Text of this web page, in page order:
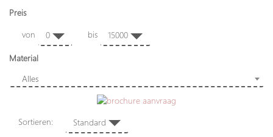
Preis
von 0 bis 15000
Material
Alles
Sortieren: Standard